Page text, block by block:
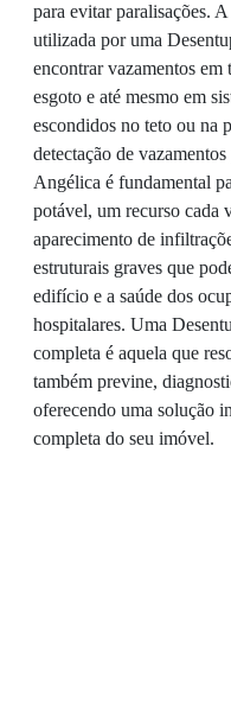
para evitar paralisações.
utilizada por uma
encontrar vazamentos em
esgoto e até mesmo em
escondidos no teto ou na
detectação de
Angélica é fundamental
potável, um recurso cada
aparecimento de
estruturais graves que
edifício e a saúde dos
hospitalares. Uma
completa é aquela que
também previne,
oferecendo uma solução
completa do seu imóvel.